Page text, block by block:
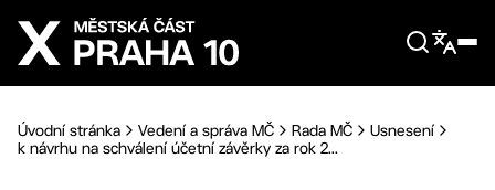
Přejít na hlavní obsah
Úvodní stránka Vedení a správa MČ Rada MČ
Usnesení
k návrhu na schválení účetní závěrky za rok 2...